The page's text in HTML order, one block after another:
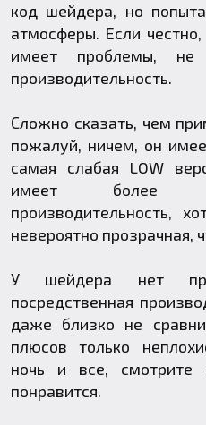
код шейдера, но
атмосферы. Если
имеет проблемы,
производительность.
Сложно сказать, чем
пожалуй, ничем, он
самая слабая LOW
имеет более
производительность,
невероятно прозрачная,
У шейдера нет
посредственная
даже близко не
плюсов только
ночь и все, смотрите
понравится.